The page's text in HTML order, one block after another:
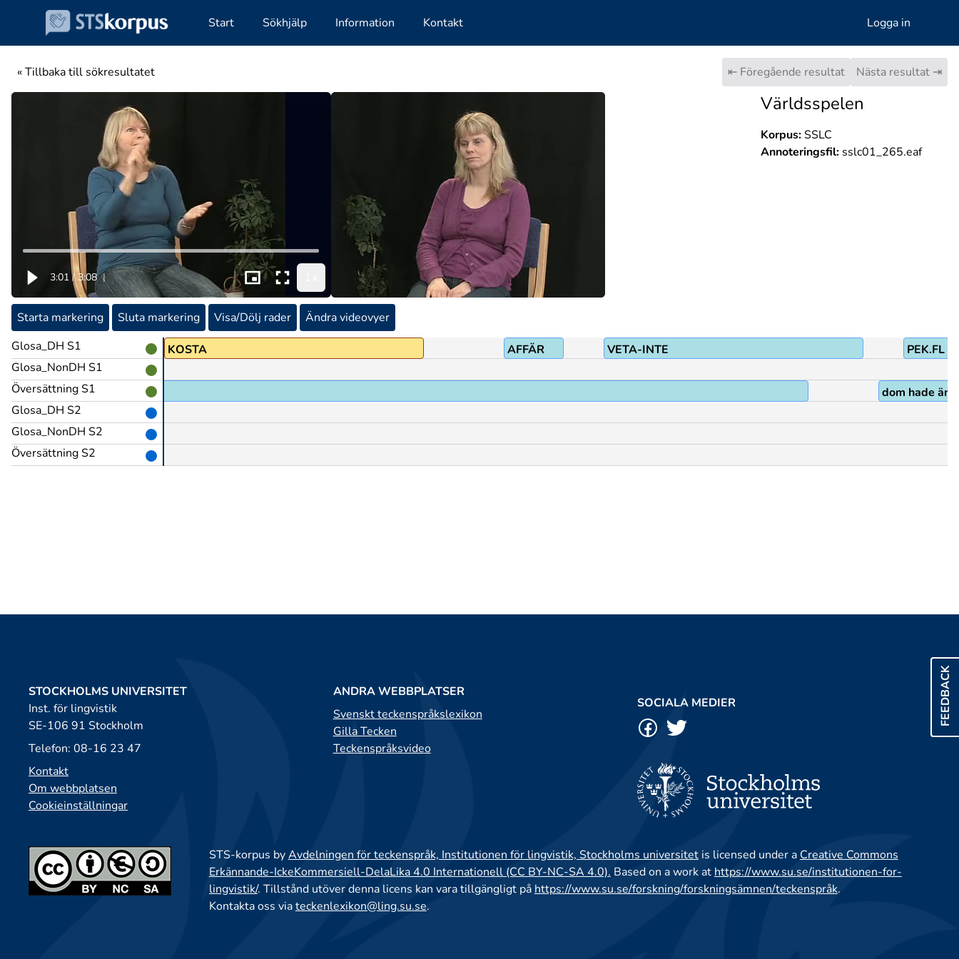
Start Sökhjälp Information Kontakt Logga in
« Tillbaka till sökresultatet ⇤ Föregående resultat Nästa resultat ⇥
3:01 / 3:08 |
Världsspelen
Korpus:SSLC
Annoteringsfil:sslc01_265.eaf
Starta markering Sluta markering Visa/Dölj rader
Ändra videovyer
Glosa_DH S1
Glosa_NonDH S1
Översättning S1
Glosa_DH S2
Glosa_NonDH S2
Översättning S2
PI KOSTA AFFÄR VETA-INTE PEK.FL
dom hade
FEEDBACK
STOCKHOLMS UNIVERSITET
Inst. för lingvistik
SE-106 91 Stockholm
Telefon: 08-16 23 47
Kontakt
Om webbplatsen
Cookieinställningar
ANDRA WEBBPLATSER
Svenskt teckenspråkslexikon
Gilla Tecken
Teckenspråksvideo
SOCIALA MEDIER
STS-korpus byAvdelningen för teckenspråk, Institutionen för lingvistik, Stockholms universitetis licensed under a Creative Commons
Erkännande-IckeKommersiell-DelaLika 4.0 Internationell (CC BY-NC-SA 4.0). Based on a work at https://www.su.se/institutionen-for-
lingvistik/. Tillstånd utöver denna licens kan vara tillgängligt på https://www.su.se/forskning/forskningsämnen/teckenspråk.
Kontakta oss viateckenlexikon@ling.su.se.